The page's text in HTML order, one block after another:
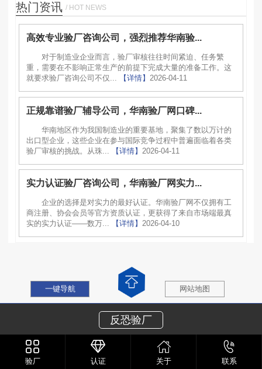
热门资讯 / HOT NEWS
高效专业验厂咨询公司，强烈推荐华南验...
对于制造业企业而言，验厂审核往往时间紧迫、任务繁
重，需要在不影响正常生产的前提下完成大量的准备工作。这
就要求验厂咨询公司不仅...
【详情】 2026-04-11
正规靠谱验厂辅导公司，华南验厂网口碑...
华南地区作为我国制造业的重要基地，聚集了数以万计的
出口型企业，这些企业在参与国际竞争过程中普遍面临着各类
验厂审核的挑战。从珠...
【详情】 2026-04-11
实力认证验厂咨询公司，华南验厂网实力...
企业的选择是对实力的最好认证。华南验厂网不仅拥有工
商注册、协会会员等官方资质认证，更获得了来自市场端最真
实的实力认证——数万...
【详情】 2026-04-10
反恐验厂
一键导航 网站地图
验厂 认证 关于 联系